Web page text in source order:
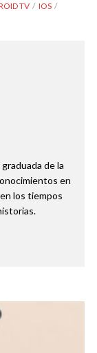
TV
IOS
de la
en
los tiempos